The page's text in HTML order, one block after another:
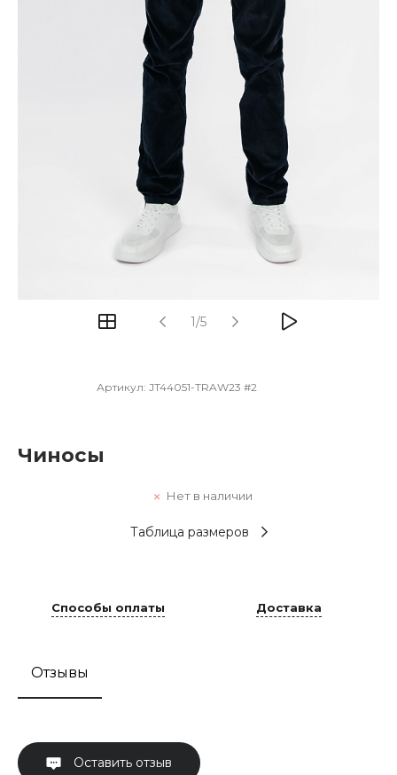
1/5
Артикул: JT44051-TRAW23 #2
Чиносы
Нет в наличии
Таблица размеров
Способы оплаты Доставка
Отзывы
Оставить отзыв